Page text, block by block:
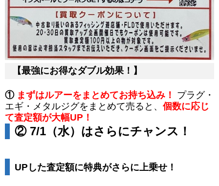
【最強にお得なダブル効果！】
① まずはルアーをまとめてお持ち込み！
プラグ・
エギ・メタルジグをまとめて売ると、 個数に応じ
て査定額が大幅UP！
② 7/1（水）はさらにチャンス！
UPした査定額に特典がさらに上乗せ！